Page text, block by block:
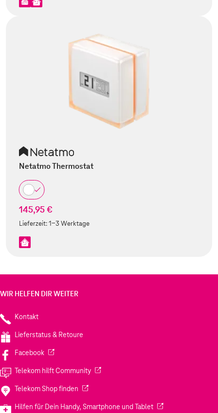
Netatmo Thermostat
145,95 €
Lieferzeit:1-3 Werktage
WIR HELFEN DIR WEITER
Kontakt
Lieferstatus & Retoure
Facebook(Wird in einem neuen Tab geöffnet)
Telekom hilft Community(Wird in einem neuen Tab geöffnet)
Telekom Shop finden (Wird in einem neuen Tab geöffnet)
Hilfen für Dein Handy, Smartphone und Tablet(Wird in einem